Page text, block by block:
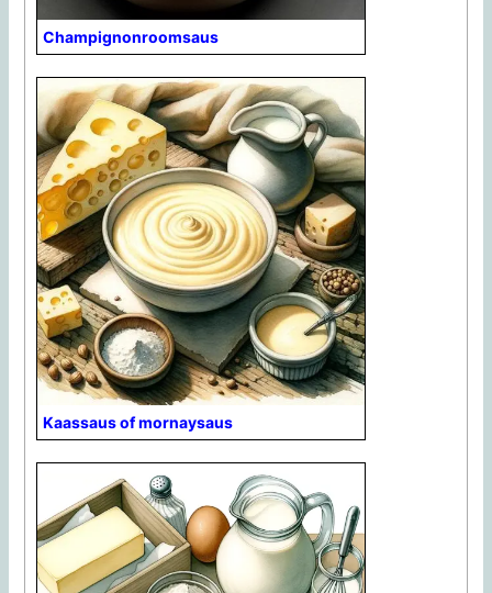
Champignonroomsaus
Kaassaus of mornaysaus